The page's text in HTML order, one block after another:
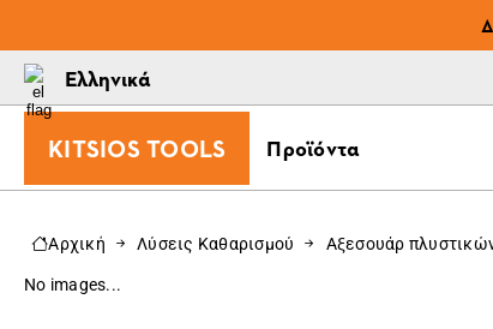
Ελληνικά
KITSIOS TOOLS Προϊόντα
Αρχική Λύσεις Καθαρισμού Αξεσουάρ
No images...